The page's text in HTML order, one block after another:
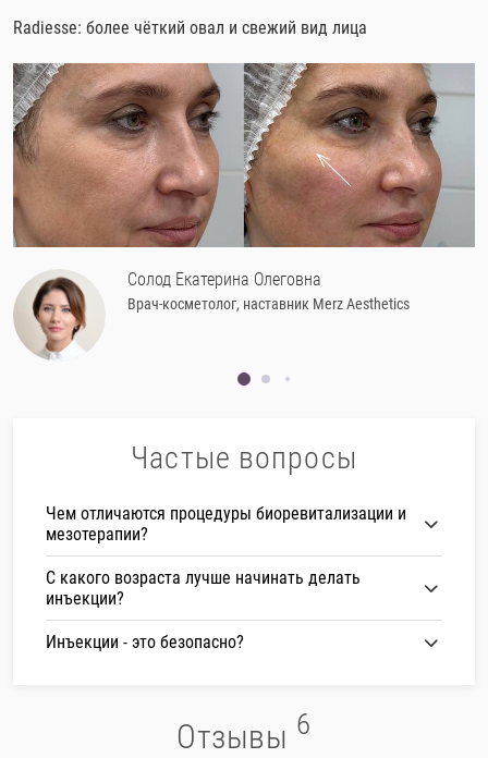
Radiesse: более чёткий овал и свежий вид лица
Солод Екатерина Олеговна
Врач-косметолог, наставник Merz Aesthetics
Частые вопросы
Чем отличаются процедуры биоревитализации и
мезотерапии?
С какого возраста лучше начинать делать
инъекции?
Инъекции - это безопасно?
Отзывы 6